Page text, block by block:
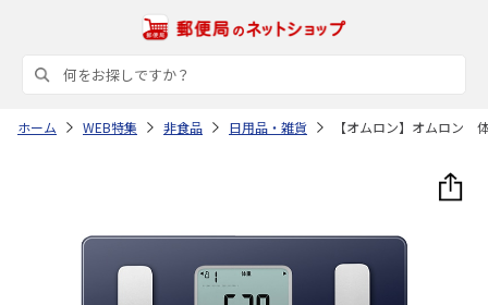
ホーム WEB特集 非食品 日用品・雑貨 【オムロン】オムロン